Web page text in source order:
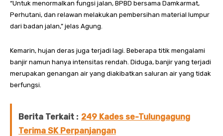
“Untuk menormalkan fungsi jalan, BPBD bersama Damkarmat,
Perhutani, dan relawan melakukan pembersihan material lumpur
dari badan jalan,” jelas Agung.
Kemarin, hujan deras juga terjadi lagi. Beberapa titik mengalami
banjir namun hanya intensitas rendah. Diduga, banjir yang terjadi
merupakan genangan air yang diakibatkan saluran air yang tidak
berfungsi.
Berita Terkait : 249 Kades se-Tulungagung
Terima SK Perpanjangan